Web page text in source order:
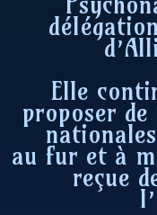
Elle
proposer
au fur et à
reçue